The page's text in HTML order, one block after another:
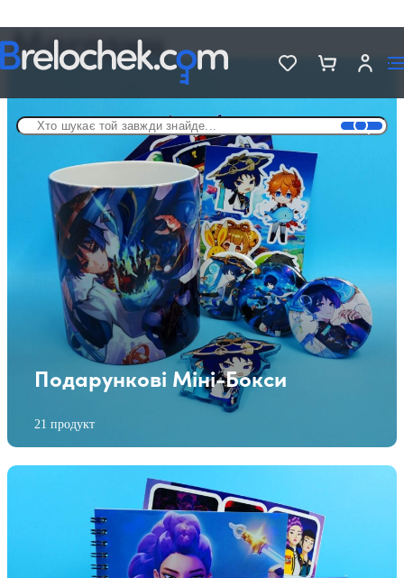
Магазин
Подарункові Міні-Бокси
21 продукт